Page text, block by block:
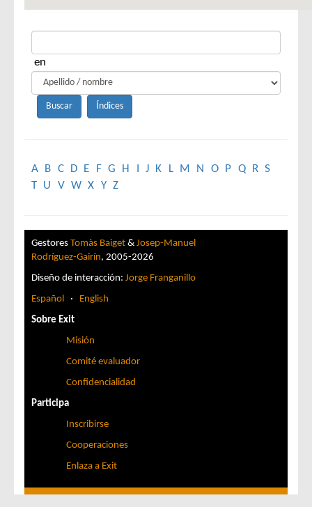
en
A B C D E F G H J K L M N O P Q R S
T U V W X Y Z
Gestores Tomàs Baiget & Josep-Manuel
Rodríguez-Gairín, 2005-2026
Diseño de interacción: Jorge Franganillo
Español · English
Sobre Exit
Misión
Comité evaluador
Confidencialidad
Participa
Inscribirse
Cooperaciones
Enlaza a Exit